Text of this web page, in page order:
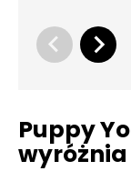
Puppy
wyróżnia